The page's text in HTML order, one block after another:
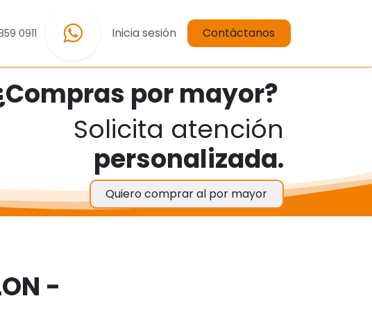
y Reembolsos Omega Importaciones
0911 Inicia sesión Contáctanos
por mayor?
Solicita atención
personalizada.
Quiero comprar al por mayor
-